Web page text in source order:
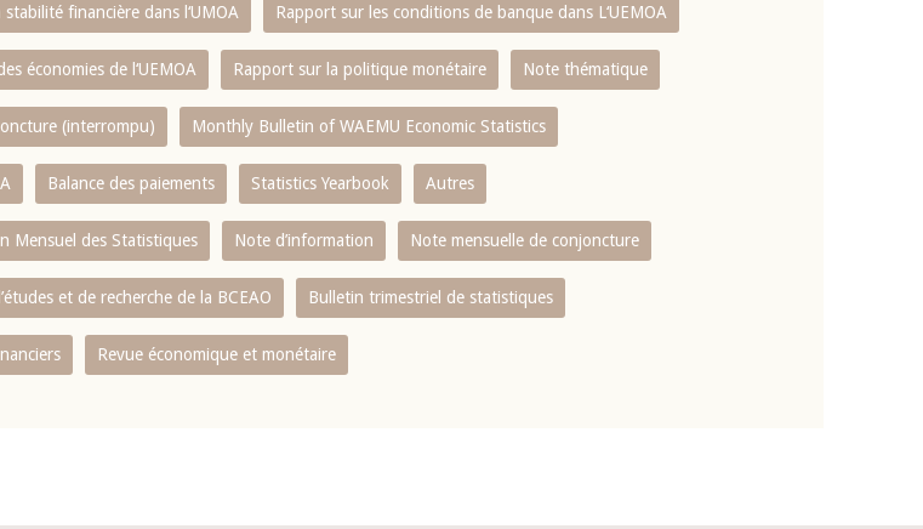
stabilité financière dans l‘UMOA Rapport sur les conditions de banque dans L‘UEMOA
économies de l‘UEMOA Rapport sur la politique monétaire Note thématique
(interrompu) Monthly Bulletin of WAEMU Economic Statistics
Balance des paiements Statistics Yearbook Autres
Mensuel des Statistiques Note d’information Note mensuelle de conjoncture
et de recherche de la BCEAO Bulletin trimestriel de statistiques
Revue économique et monétaire